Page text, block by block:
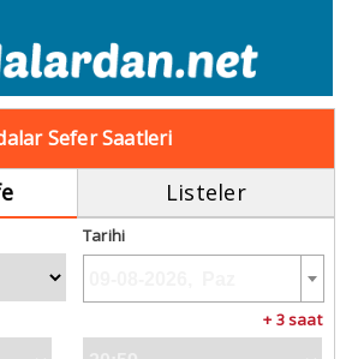
Sefer Saatleri
Listeler
Tarihi
+ 3 saat